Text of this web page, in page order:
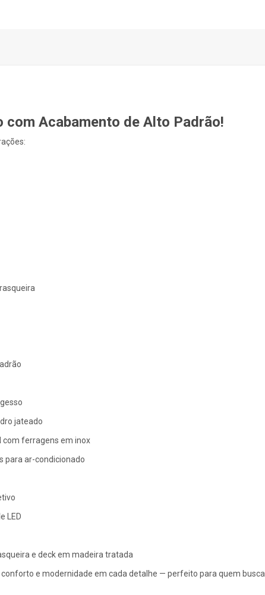
com Acabamento de Alto Padrão!
jateado
com ferragens em inox
para ar-condicionado
LED
e deck em madeira tratada
e modernidade em cada detalhe — perfeito para quem busca